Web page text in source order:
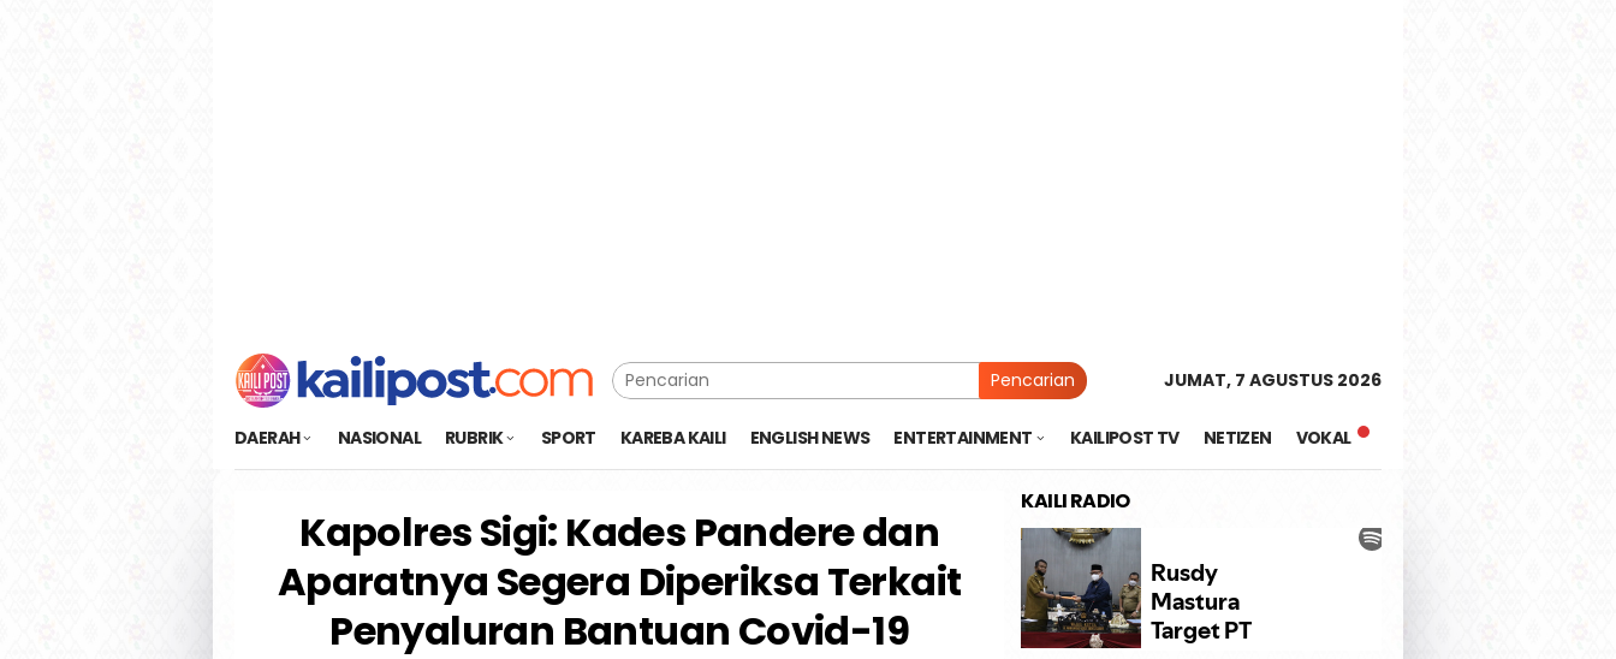
Pencarian JUMAT, 7 AGUSTUS 2026
DAERAH NASIONAL RUBRIK SPORT KAREBA KAILI ENGLISH NEWS ENTERTAINMENT KAILIPOST TV NETIZEN VOKAL
Kapolres Sigi: Kades Pandere dan
Aparatnya Segera Diperiksa Terkait
Penyaluran Bantuan Covid-19
KAILI RADIO